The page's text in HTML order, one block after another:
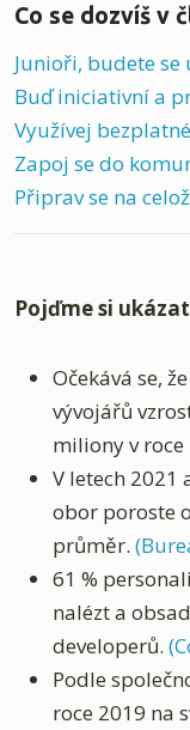
Co se dozvíš v
Junioři, budete se
Buď iniciativní a
Využívej
Zapoj se do
Připrav se na
Pojďme si
Očekává se,
vývojářů
miliony v roce
V letech 2021
obor poroste
průměr.
61 %
nalézt a
developerů.
Podle
roce 2019 na